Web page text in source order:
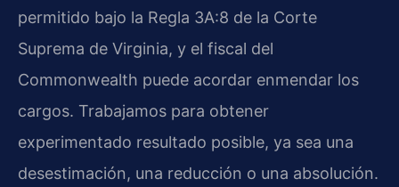
permitido bajo la Regla 3A:8 de la Corte
Suprema de Virginia, y el fiscal del
Commonwealth puede acordar enmendar los
cargos. Trabajamos para obtener
experimentado resultado posible, ya sea una
desestimación, una reducción o una absolución.